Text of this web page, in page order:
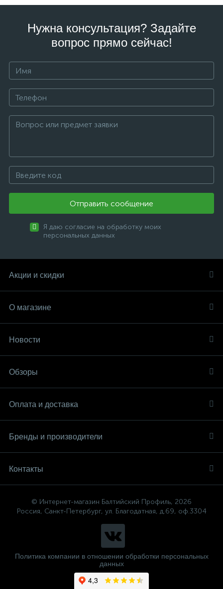
Нужна консультация? Задайте
вопрос прямо сейчас!
Отправить сообщение
Я даю согласие на обработку моих
персональных данных
Акции и скидки
О магазине
Новости
Обзоры
Оплата и доставка
Бренды и производители
Контакты
© Интернет-магазин Балтийский Профиль, 2026
Россия, Санкт-Петербург, ул. Благодатная, д.69, оф.3304
Политика компании в отношении обработки персональных
данных